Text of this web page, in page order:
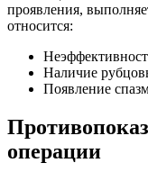
проявления,
относится:
Наличие
Появление
операции